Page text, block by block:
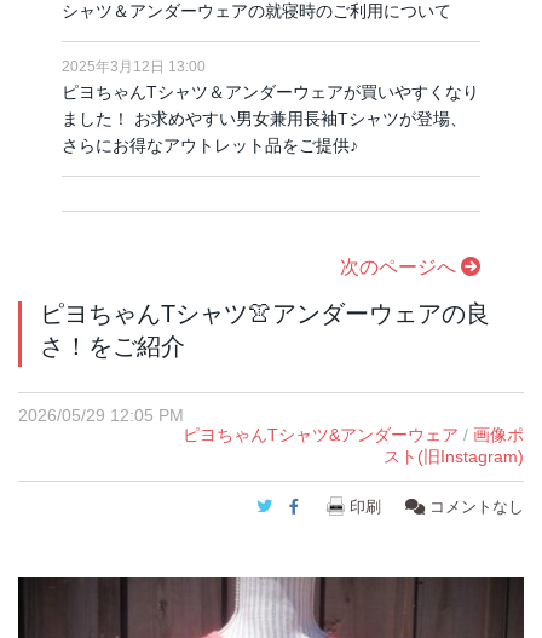
シャツ＆アンダーウェアの就寝時のご利用について
2025年3月12日 13:00
ピヨちゃんTシャツ＆アンダーウェアが買いやすくなり
ました！ お求めやすい男女兼用長袖Tシャツが登場、
さらにお得なアウトレット品をご提供♪
次のページへ
ピヨちゃんTシャツ👚アンダーウェアの良
さ！をご紹介
2026/05/29 12:05 PM
ピヨちゃんTシャツ&アンダーウェア / 画像ポ
スト(旧Instagram)
Twitter
Facebook
印刷 コメントなし